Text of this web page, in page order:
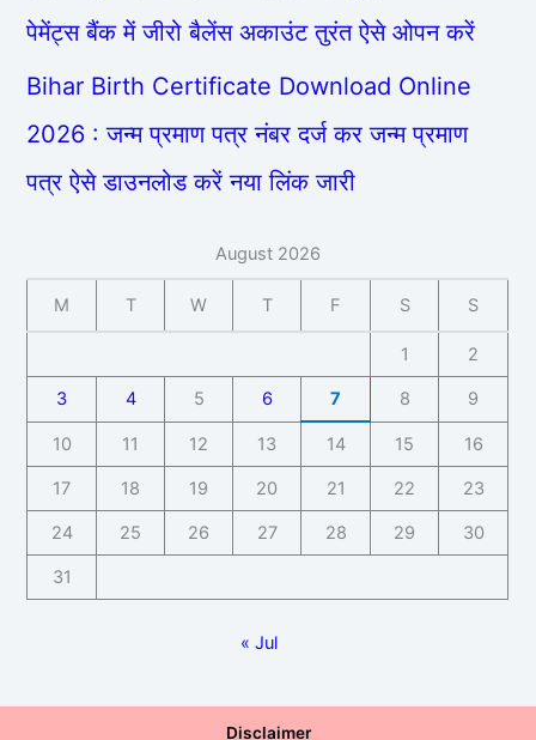
पेमेंट्स बैंक में जीरो बैलेंस अकाउंट तुरंत ऐसे ओपन करें
Bihar Birth Certificate Download Online
2026 : जन्म प्रमाण पत्र नंबर दर्ज कर जन्म प्रमाण
पत्र ऐसे डाउनलोड करें नया लिंक जारी
August 2026
M T W T F S S
1 2
3 4 5 6 7 8 9
10 11 12 13 14 15 16
17 18 19 20 21 22 23
24 25 26 27 28 29 30
31
« Jul
Disclaimer